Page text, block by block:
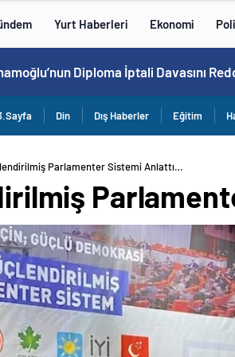
Yurt Haberleri Ekonomi
Kütahyalı Tutuklandı…
Din Dış Haberler Eğitim
Parlamenter Sistemi Anlattı…